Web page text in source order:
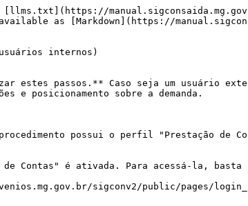
[llms.txt](https://
as [Markdown](https://
internos)
estes passos.** Caso seja um usuário
e posicionamento sobre a demanda.
possui o perfil "Prestação de
Contas" é ativada. Para acessá-la, basta
sigconv2/public/pages/